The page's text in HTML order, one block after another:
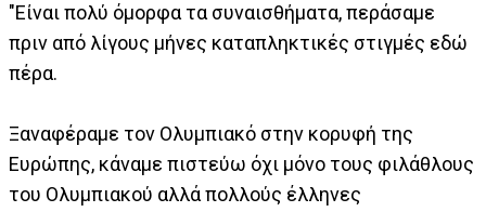
"Είναι πολύ όμορφα τα συναισθήματα, περάσαμε
πριν από λίγους μήνες καταπληκτικές στιγμές εδώ
πέρα.
Ξαναφέραμε τον Ολυμπιακό στην κορυφή της
Ευρώπης, κάναμε πιστεύω όχι μόνο τους φιλάθλους
του Ολυμπιακού αλλά πολλούς έλληνες